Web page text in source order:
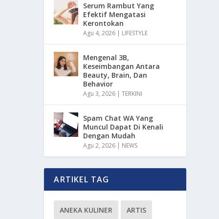
Serum Rambut Yang
Efektif Mengatasi
Kerontokan
Agu 4, 2026 | LIFESTYLE
Mengenal 3B,
Keseimbangan Antara
Beauty, Brain, Dan
Behavior
Agu 3, 2026 |TERKINI
Spam Chat WA Yang
Muncul Dapat Di Kenali
Dengan Mudah
Agu 2, 2026 | NEWS
ARTIKEL TAG
ANEKA KULINER ARTIS